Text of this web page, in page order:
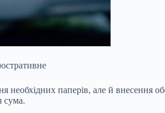
паперів, але й внесення
сума.